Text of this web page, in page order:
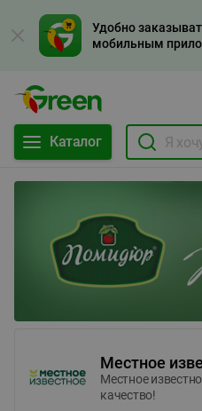
Удобно
мобильным
Каталог
Местное
Местное
качество!